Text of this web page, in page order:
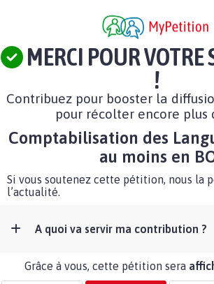
MERCI POUR VOTRE
!
Contribuez pour booster la
pour récolter encore plus
Comptabilisation des
au moins en
Si vous soutenez cette pétition, nous la
l’actualité.
A quoi va servir ma contribution ?
Grâce à vous, cette pétition sera